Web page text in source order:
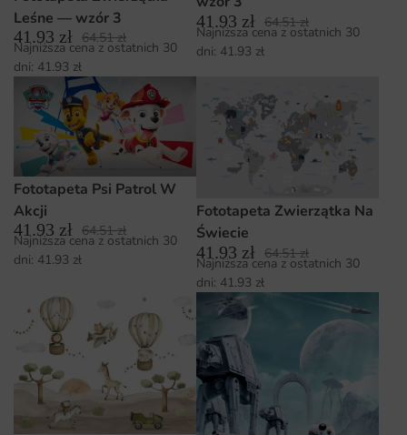
Leśne — wzór 3
41.93 zł 64.51zł
Najniższa cena z ostatnich 30
dni: 41.93 zł
41.93 zł 64.51zł
Najniższa cena z ostatnich 30
dni: 41.93 zł
Fototapeta Psi Patrol W
Akcji
41.93 zł 64.51zł
Najniższa cena z ostatnich 30
dni: 41.93 zł
Fototapeta Zwierzątka Na
Świecie
41.93 zł 64.51zł
Najniższa cena z ostatnich 30
dni: 41.93 zł